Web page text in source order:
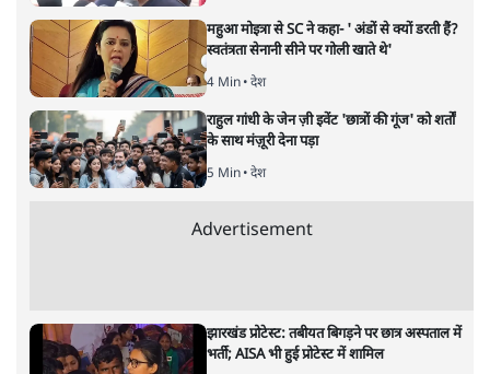
मामले में प्रवर्तन निदेशालय ने 9 घंटे से भी ज़्यादा पूछताछ की।
महाराष्ट्र के पूर्व राजस्व मंत्री और एनसीपी नेता
मुश्किलें कम होने का नाम नहीं ले रही हैं। गुरुवार को पुणे के
भोसरी में कथित ज़मीन घोटाले के मामले में प्रवर्तन निदेशालय ने
खडसे से 9 घंटे से भी ज़्यादा पूछताछ की। सूत्रों का कहना है कि
ईडी ने बुधवार को खडसे को समन जारी कर गुरुवार को पेश होने
ईडी दफ़्तर पहुँचने के बाद खडसे ने कहा, कि जाँच में वह पूरा
सहयोग करेंगे। खडसे ने बीजेपी की केंद्र सरकार पर आरोप लगाते